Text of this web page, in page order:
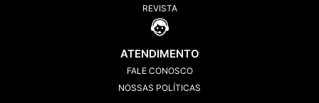
REVISTA
ATENDIMENTO
FALE CONOSCO
NOSSAS POLÍTICAS